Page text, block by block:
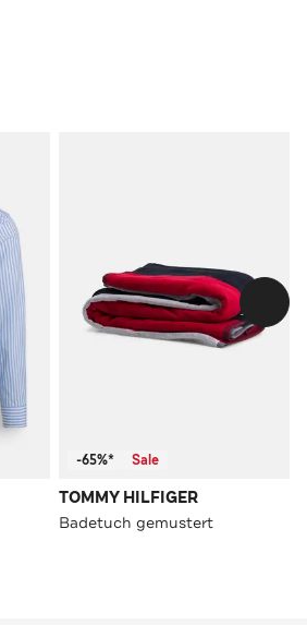
-65%* Sale
TOMMY HILFIGER
Badetuch gemustert